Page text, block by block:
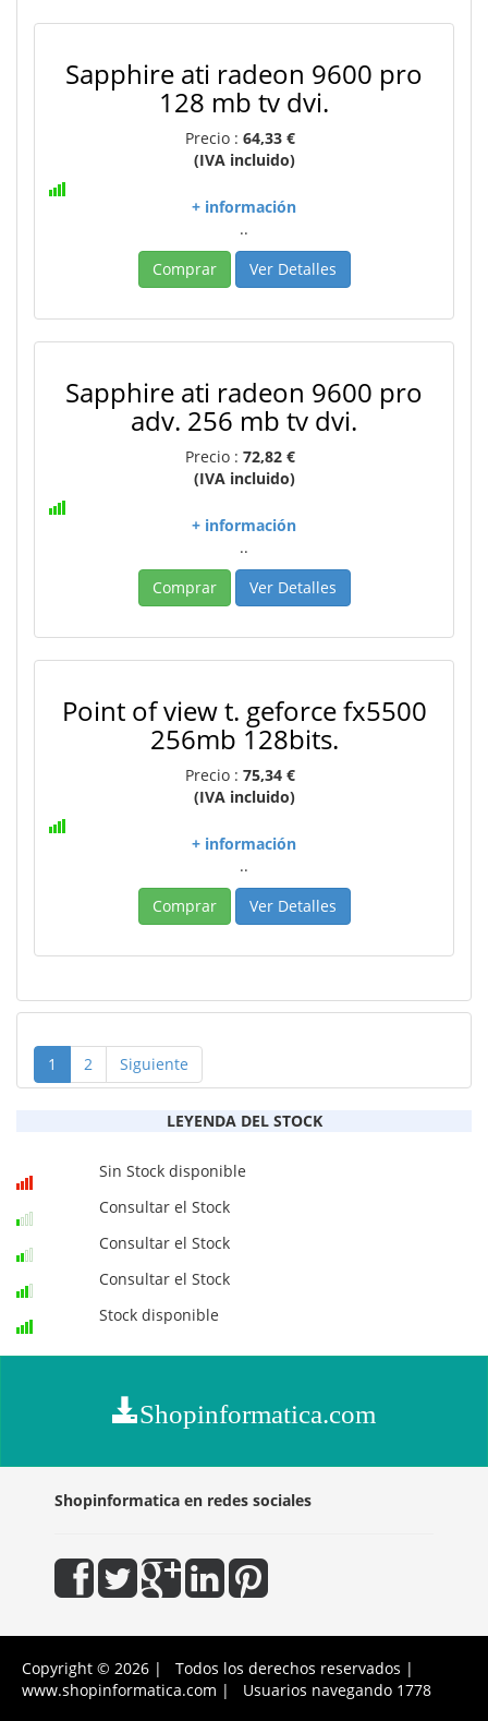
Sapphire ati radeon 9600 pro
128 mb tv dvi.
Precio : 64,33 €
(IVA incluido)
+ información
..
Comprar
Ver Detalles
Sapphire ati radeon 9600 pro
adv. 256 mb tv dvi.
Precio : 72,82 €
(IVA incluido)
+ información
..
Comprar
Ver Detalles
Point of view t. geforce fx5500
256mb 128bits.
Precio : 75,34 €
(IVA incluido)
+ información
..
Comprar
Ver Detalles
1 2 Siguiente
LEYENDA DEL STOCK
Sin Stock disponible
Consultar el Stock
Consultar el Stock
Consultar el Stock
Stock disponible
Shopinformatica.com
Shopinformatica en redes sociales
Copyright © 2026 | Todos los derechos reservados |
www.shopinformatica.com | Usuarios navegando 1778